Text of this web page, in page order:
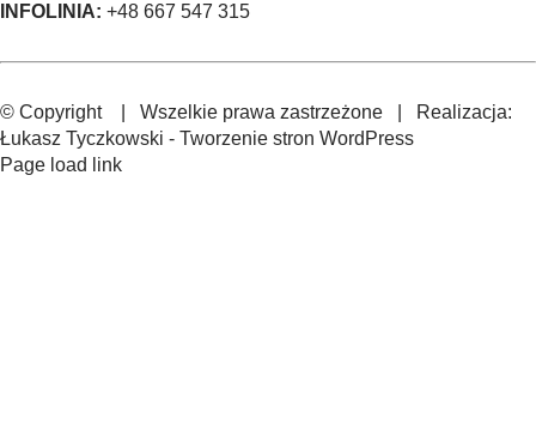
INFOLINIA: +48 667 547 315
© Copyright
| Wszelkie prawa zastrzeżone | Realizacja:
Łukasz Tyczkowski - Tworzenie stron WordPress
Page load link